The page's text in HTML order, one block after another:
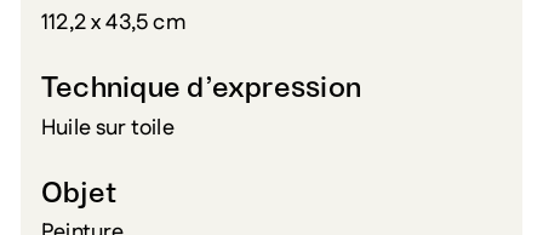
112,2 x 43,5 cm
Technique d’expression
Huile sur toile
Objet